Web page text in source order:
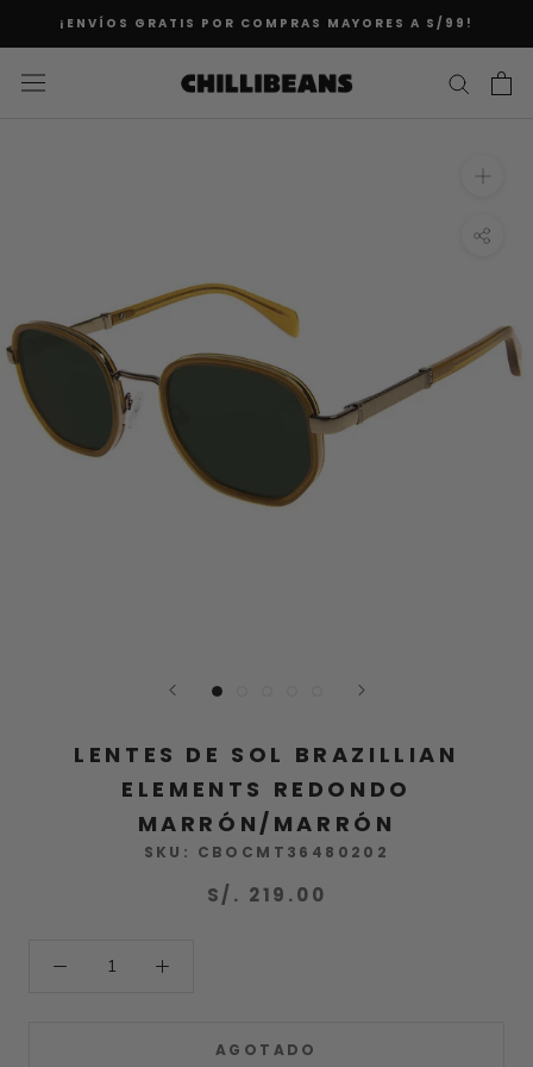
¡ENVÍOS GRATIS POR COMPRAS MAYORES A S/99!
LENTES DE SOL BRAZILLIAN
ELEMENTS REDONDO
MARRÓN/MARRÓN
SKU: CBOCMT36480202
S/. 219.00
AGOTADO